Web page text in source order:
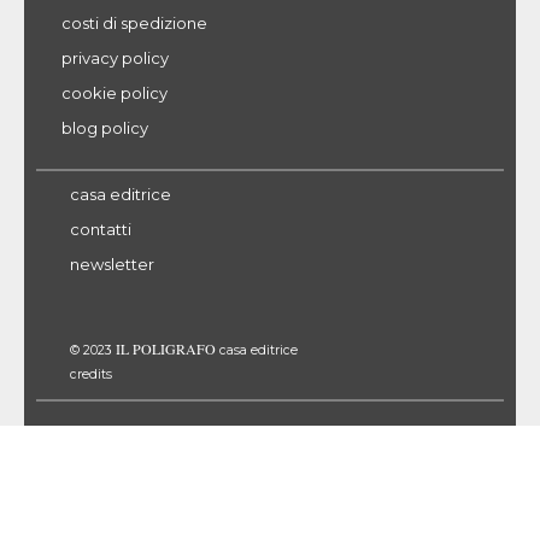
costi di spedizione
privacy policy
cookie policy
blog policy
casa editrice
contatti
newsletter
© 2023 IL POLIGRAFO casa editrice
credits